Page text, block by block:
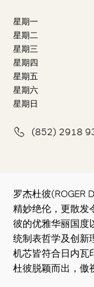
星期一
星期二
星期三
星期四
星期五
星期六
星期日
(852) 2918
罗杰杜彼(ROGER
精妙绝伦，更散发
彼的优雅华丽国度
统制表哲学及创新
机芯皆符合日内瓦
杜彼脱颖而出，傲